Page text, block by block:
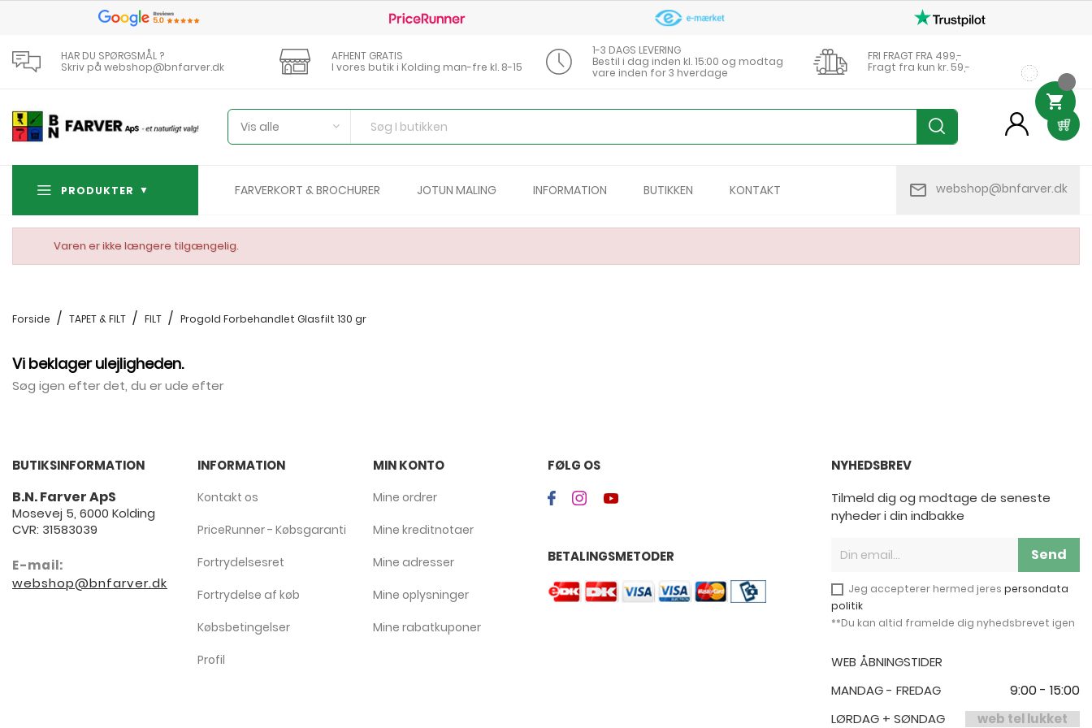
HAR DU SPØRGSMÅL ?
Skriv på webshop@bnfarver.dk
AFHENT GRATIS
I vores butik i Kolding man-fre kl. 8-15
1-3 DAGS LEVERING
Bestil i dag inden kl. 15:00 og modtag
vare inden for 3 hverdage
FRI FRAGT FRA 499,-
Fragt fra kun kr. 59,-
Vis alle person
PRODUKTER FARVERKORT & BROCHURER JOTUN MALING INFORMATION BUTIKKEN KONTAKT mail_outline webshop@bnfarver.dk
Varen er ikke længere tilgængelig.
Forside TAPET & FILT FILT Progold Forbehandlet Glasfilt 130 gr
Vi beklager ulejligheden.
Søg igen efter det, du er ude efter
BUTIKSINFORMATION
B.N. Farver ApS
Mosevej 5, 6000 Kolding
CVR: 31583039
E-mail:
webshop@bnfarver.dk
INFORMATION
Kontakt os
PriceRunner - Købsgaranti
Fortrydelsesret
Fortrydelse af køb
Købsbetingelser
Profil
MIN KONTO
Mine ordrer
Mine kreditnotaer
Mine adresser
Mine oplysninger
Mine rabatkuponer
FØLG OS
BETALINGSMETODER
NYHEDSBREV
Tilmeld dig og modtage de seneste
nyheder i din indbakke
Send
Jeg accepterer hermed jeres persondata
politik
**Du kan altid framelde dig nyhedsbrevet igen
WEB ÅBNINGSTIDER
MANDAG - FREDAG
9:00 - 15:00
LØRDAG + SØNDAG web tel lukket
